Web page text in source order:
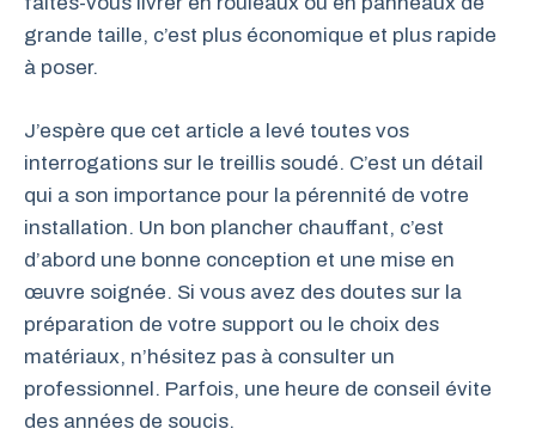
grande taille, c’est plus économique et plus rapide
à poser.
J’espère que cet article a levé toutes vos
interrogations sur le treillis soudé. C’est un détail
qui a son importance pour la pérennité de votre
installation. Un bon plancher chauffant, c’est
d’abord une bonne conception et une mise en
œuvre soignée. Si vous avez des doutes sur la
préparation de votre support ou le choix des
matériaux, n’hésitez pas à consulter un
professionnel. Parfois, une heure de conseil évite
des années de soucis.